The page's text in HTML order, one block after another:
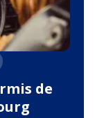
de